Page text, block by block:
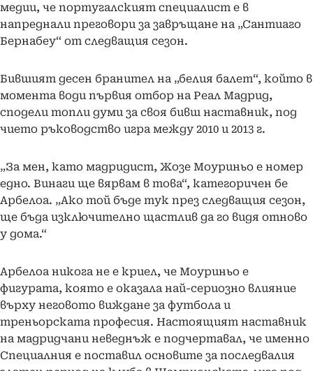
медии, че португалският специалист е в
напреднали преговори за завръщане на „Сантиаго
Бернабеу“ от следващия сезон.
Бившият десен бранител на „белия балет“, който в
момента води първия отбор на Реал Мадрид,
сподели топли думи за своя бивш наставник, под
чието ръководство игра между 2010 и 2013 г.
„За мен, като мадридист, Жозе Моуриньо е номер
едно. Винаги ще вярвам в това“, категоричен бе
Арбелоа. „Ако той бъде тук през следващия сезон,
ще бъда изключително щастлив да го видя отново
у дома.“
Арбелоа никога не е криел, че Моуриньо е
фигурата, която е оказала най-сериозно влияние
върху неговото виждане за футбола и
треньорската професия. Настоящият наставник
на мадридчани неведнъж е подчертавал, че именно
Специалния е поставил основите за последвалия